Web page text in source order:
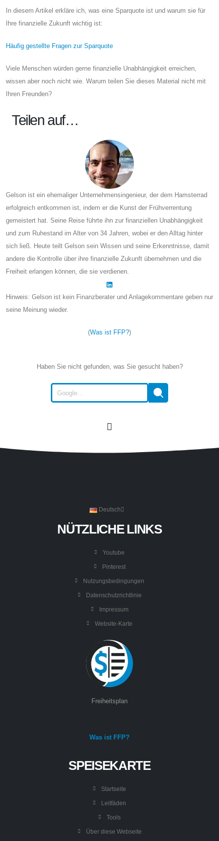
In diesem Artikel erkläre ich, was eine Sparquote ist und warum sie für
Ihre finanzielle Zukunft wichtig ist:
Häufig gestellte Fragen zur Sparquote
Viele Menschen würden gerne finanzielle Unabhängigkeit erreichen,
wissen aber noch nicht wie. Warum teilen Sie dieses Material nicht mit
Ihren Freunden?
Teilen auf…
Gelson ist ein ehemaliger Unternehmensingenieur, der dem Hamsterrad
erfolgreich entkommen ist, indem er die Kunst der Frühverrentung
gemeistert hat. Seine Reise führte ihn zur finanziellen Unabhängigkeit
und zum Ruhestand im Alter von 34 Jahren, wobei er den Alltag hinter
sich ließ. Heute teilt Gelson sein Wissen und seine Erkenntnisse, damit
andere die Kontrolle über ihre finanzielle Zukunft übernehmen und die
Freiheit erlangen können, die sie verdienen.
Hinweis: Gelson ist kein Finanzberater und Anlagekommentare geben nur
seine Meinung wieder.
(Was ist FFP?)
Haben Sie nicht gefunden, was Sie gesucht haben?
Deutsch
NÜTZLICHE LINKS
Youtube
Pinterest
Nutzungsbedingungen
Datenschutzrichtlinie
Impressum
Website-Karte
Freiheitsplan
Was ist FFP?
SPEISEKARTE
Startseite
Leitfäden
Tools
Über diese Webseite